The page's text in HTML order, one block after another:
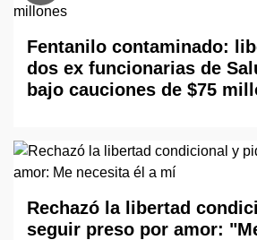
Fentanilo contaminado:
dos ex funcionarias de
bajo cauciones de $75
Rechazó la libertad
seguir preso por amor: